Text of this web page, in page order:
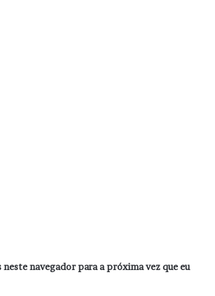
neste navegador para a próxima vez que eu